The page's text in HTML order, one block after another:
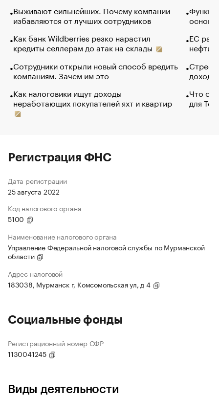
Выживают сильнейших. Почему компании
избавляются от лучших сотрудников
Как банк Wildberries резко нарастил
кредиты селлерам до атак на склады
Сотрудники открыли новый способ вредить
компаниям. Зачем им это
Как налоговики ищут доходы
неработающих покупателей яхт и квартир
основ
ЕС
нефти
Что
для
Регистрация ФНС
Дата регистрации
25 августа 2022
Код налогового органа
5100
Наименование налогового органа
Управление Федеральной налоговой службы по Мурманской
области
Адрес налоговой
183038, Мурманск г, Комсомольская ул, д 4
Социальные фонды
Регистрационный номер СФР
1130041245
Виды деятельности